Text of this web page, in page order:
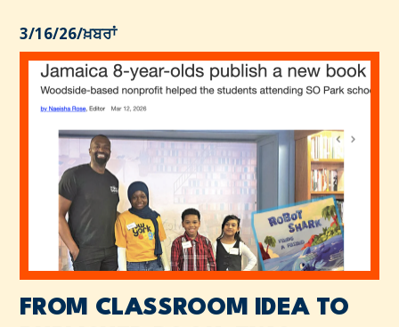
3/16/26/ਖ਼ਬਰਾਂ
FROM CLASSROOM IDEA TO